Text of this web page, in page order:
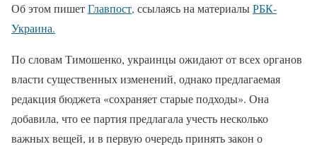
Об этом пишетГлавпост, ссылаясь на материалыРБК-
Украина.
По словам Тимошенко, украинцы ожидают от всех органов
власти существенных изменений, однако предлагаемая
редакция бюджета «сохраняет старые подходы». Она
добавила, что ее партия предлагала учесть несколько
важных вещей, и в первую очередь принять закон о